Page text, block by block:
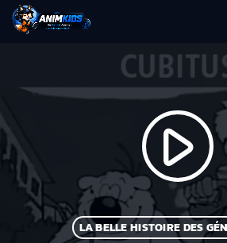
play_arrow
LA BELLE HISTOIRE DES